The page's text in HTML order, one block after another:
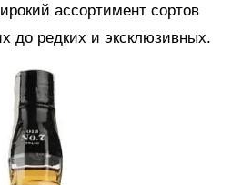
ассортимент сортов
до редких и эксклюзивных.